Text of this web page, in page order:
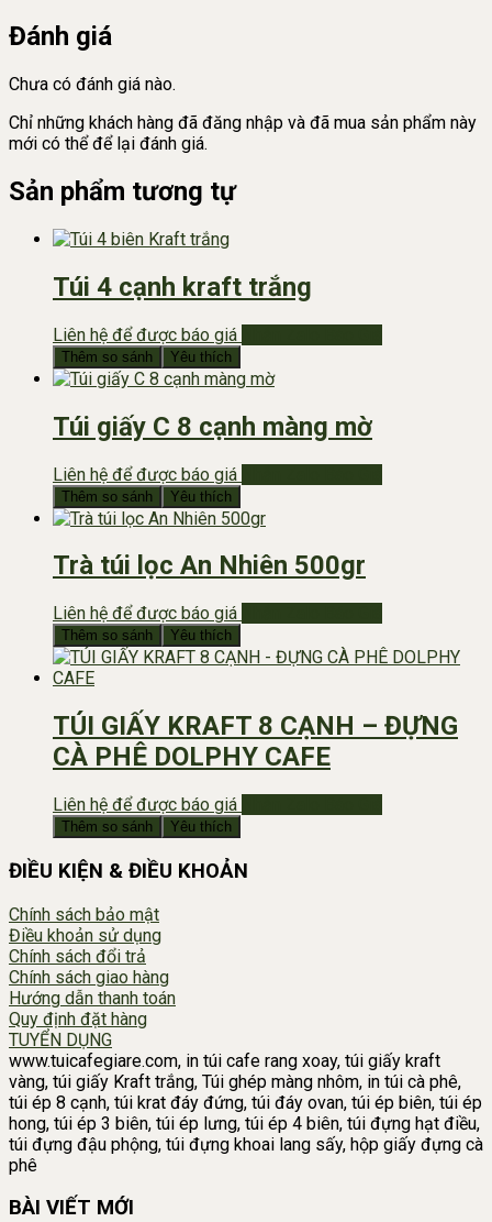
Đánh giá
Chưa có đánh giá nào.
Chỉ những khách hàng đã đăng nhập và đã mua sản phẩm này
mới có thể để lại đánh giá.
Sản phẩm tương tự
Túi 4 cạnh kraft trắng
Liên hệ để được báo giá
Thêm so sánh Yêu thích
Túi giấy C 8 cạnh màng mờ
Liên hệ để được báo giá
Thêm so sánh Yêu thích
Trà túi lọc An Nhiên 500gr
Liên hệ để được báo giá
Thêm so sánh Yêu thích
TÚI GIẤY KRAFT 8 CẠNH – ĐỰNG
CÀ PHÊ DOLPHY CAFE
Liên hệ để được báo giá
Thêm so sánh Yêu thích
ĐIỀU KIỆN & ĐIỀU KHOẢN
Chính sách bảo mật
Điều khoản sử dụng
Chính sách đổi trả
Chính sách giao hàng
Hướng dẫn thanh toán
Quy định đặt hàng
TUYỂN DỤNG
www.tuicafegiare.com, in túi cafe rang xoay, túi giấy kraft
vàng, túi giấy Kraft trắng, Túi ghép màng nhôm, in túi cà phê,
túi ép 8 cạnh, túi krat đáy đứng, túi đáy ovan, túi ép biên, túi ép
hong, túi ép 3 biên, túi ép lưng, túi ép 4 biên, túi đựng hạt điều,
túi đựng đậu phộng, túi đựng khoai lang sấy, hộp giấy đựng cà
phê
BÀI VIẾT MỚI